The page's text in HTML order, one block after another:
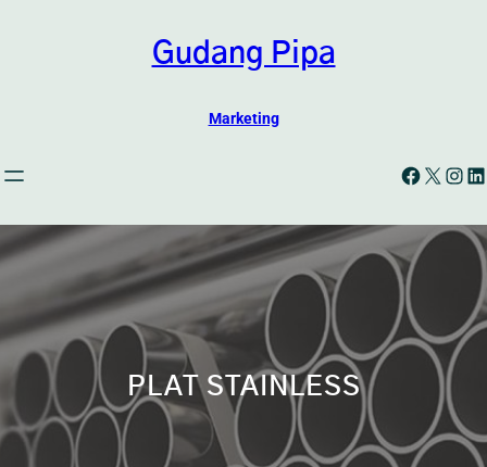
Gudang Pipa
Marketing
Facebook X InstagramLinkedIn
PLAT STAINLESS